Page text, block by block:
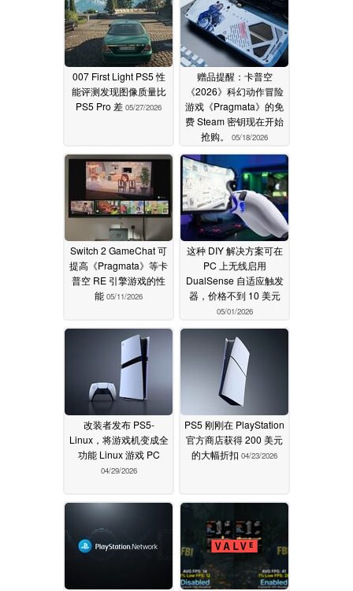
007 First Light PS5 性
能评测发现图像质量比
PS5 Pro 差 05/27/2026
赠品提醒：卡普空
《2026》科幻动作冒险
游戏《Pragmata》的免
费 Steam 密钥现在开始
抢购。
05/18/2026
Switch 2 GameChat 可
提高《Pragmata》等卡
普空 RE 引擎游戏的性
能 05/11/2026
这种 DIY 解决方案可在
PC 上无线启用
DualSense 自适应触发
器，价格不到 10 美元
05/01/2026
改装者发布 PS5-
Linux，将游戏机变成全
功能 Linux 游戏 PC
04/29/2026
PS5 刚刚在 PlayStation
官方商店获得 200 美元
的大幅折扣 04/23/2026